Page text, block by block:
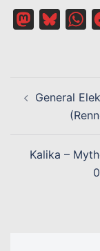
MastodonBluesky
D’ARTICLE
General
Kalika –